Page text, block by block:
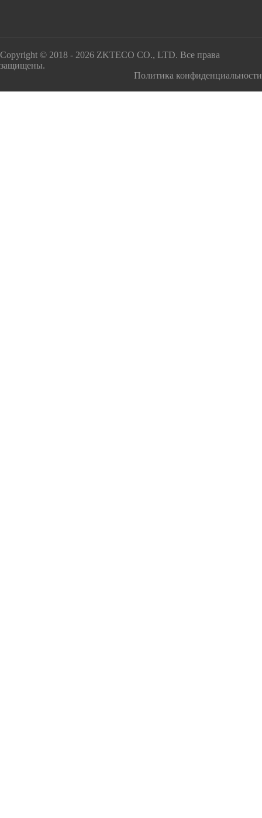
Copyright © 2018 - 2026 ZKTECO CO., LTD. Все права
защищены.
Политика конфиденциальности